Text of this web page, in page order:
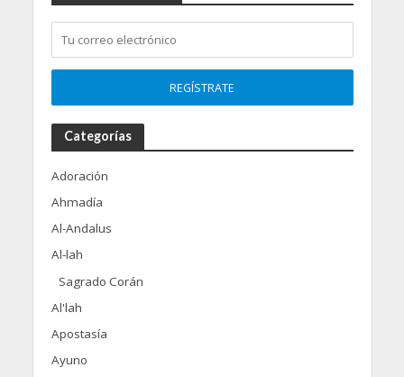
Categorías
Adoración
Ahmadía
Al-Andalus
Al-lah
Sagrado Corán
Al'lah
Apostasía
Ayuno